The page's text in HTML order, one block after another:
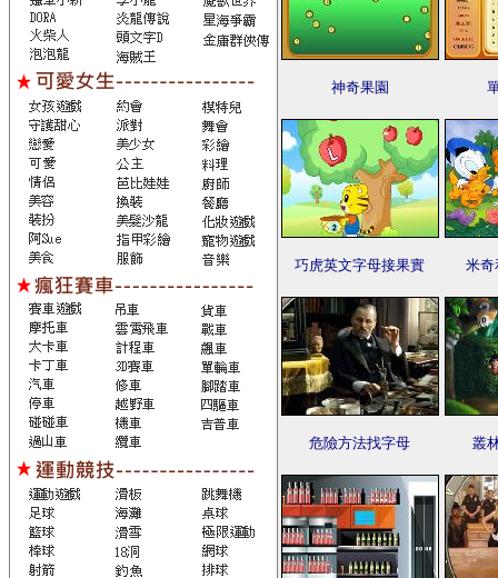
神奇果園
巧虎英文字母接果實 米奇
危險方法找字母 叢